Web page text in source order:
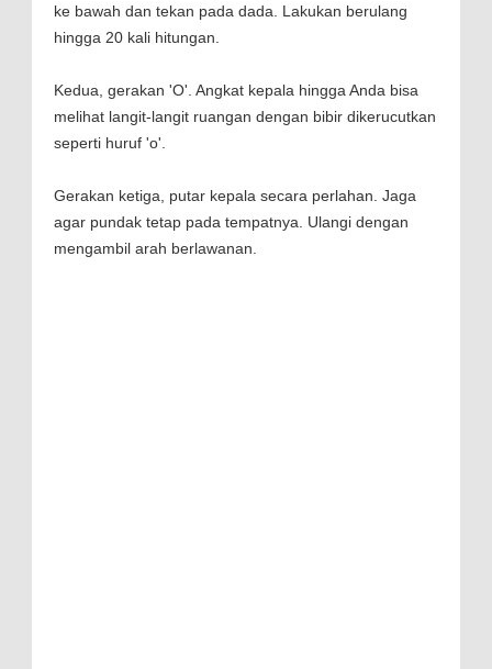
ke bawah dan tekan pada dada. Lakukan berulang
hingga 20 kali hitungan.
Kedua, gerakan 'O'. Angkat kepala hingga Anda bisa
melihat langit-langit ruangan dengan bibir dikerucutkan
seperti huruf 'o'.
Gerakan ketiga, putar kepala secara perlahan. Jaga
agar pundak tetap pada tempatnya. Ulangi dengan
mengambil arah berlawanan.